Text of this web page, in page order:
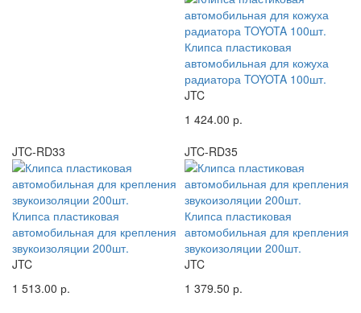
Клипса пластиковая
автомобильная для кожуха
радиатора TOYOTA 100шт.
JTC
1 424.00 р.
JTC-RD33
Клипса пластиковая
автомобильная для крепления
звукоизоляции 200шт.
JTC
1 513.00 р.
JTC-RD35
Клипса пластиковая
автомобильная для крепления
звукоизоляции 200шт.
JTC
1 379.50 р.